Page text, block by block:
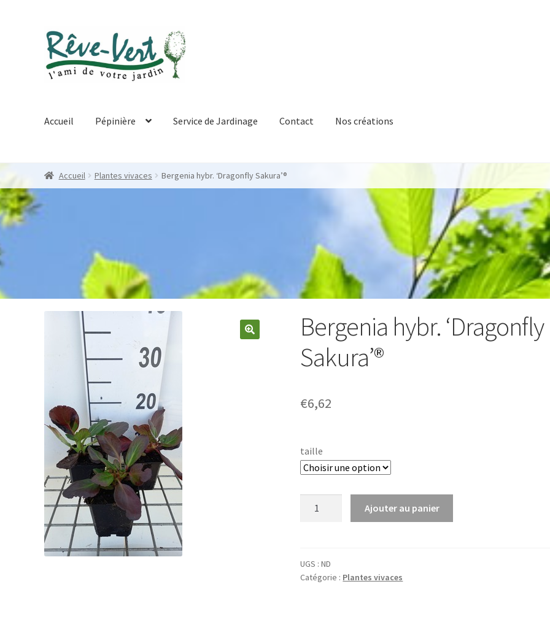
Skip
to
navigation
Skip
to
content
Accueil Pépinière Service de Jardinage Contact Nos créations
Accueil Plantes vivaces Bergenia hybr. ‘Dragonfly Sakura’®
Bergenia hybr. ‘Dragonfly
Sakura’®
€6,62
taille
'Dragonfly
Sakura'®
Ajouter au panier
UGS :ND
Catégorie : Plantes vivaces